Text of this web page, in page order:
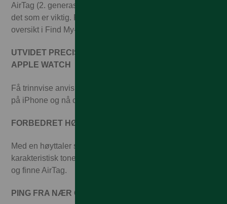
AirTag (2. generasjon) hjelper deg å holde oversikt over
det som er viktig. Fest en AirTag på hva du vil, og hold
oversikt i Find My‑appen.
UTVIDET PRECISION FINDING PÅ IPHONE OG
APPLE WATCH
Få trinnvise anvisninger til den bortkomne gjenstanden
på iPhone og nå også Apple Watch.
FORBEDRET HØYTTALER
Med en høyttaler som er 50 % høyere og en ny,
karakteristisk tone er det enklere enn noen gang å høre
og finne AirTag.
PING FRA NÆR OG FJERN